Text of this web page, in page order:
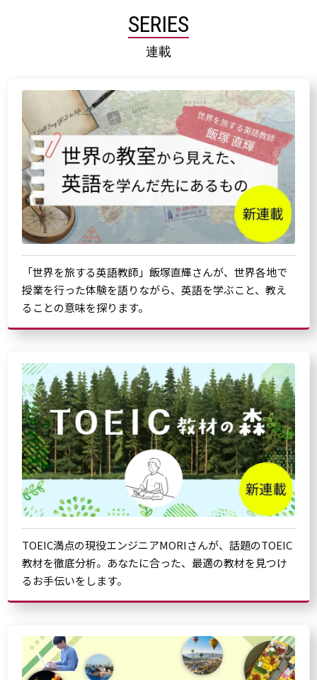
SERIES
連載
「世界を旅する英語教師」飯塚直輝さんが、世界各地で
授業を行った体験を語りながら、英語を学ぶこと、教え
ることの意味を探ります。
TOEIC満点の現役エンジニアMORIさんが、話題のTOEIC
教材を徹底分析。あなたに合った、最適の教材を見つけ
るお手伝いをします。